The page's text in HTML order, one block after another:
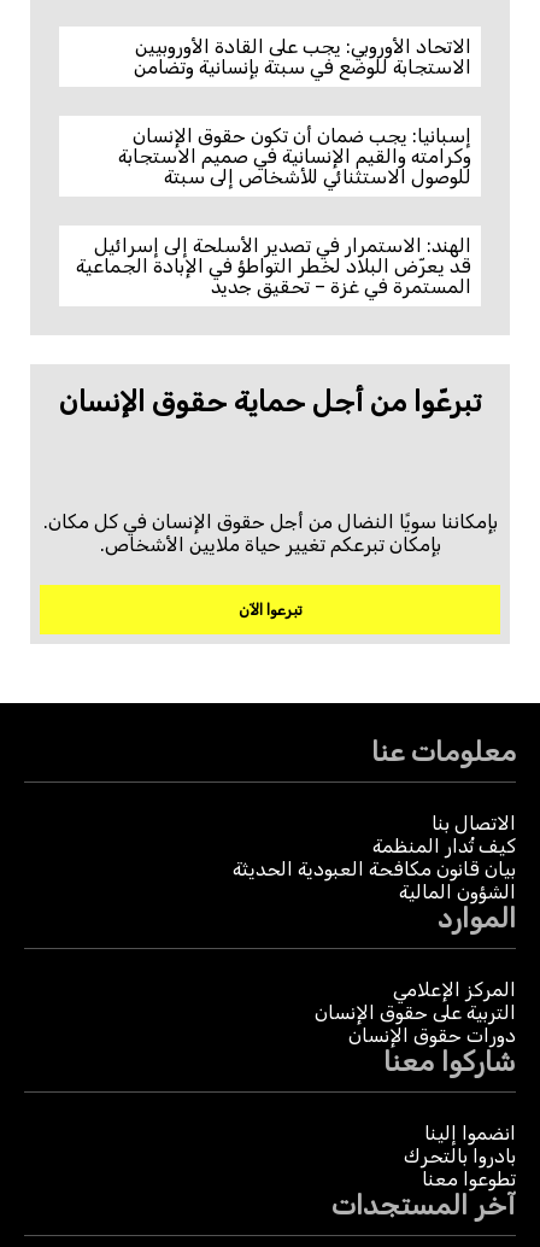
الاتحاد الأوروبي: يجب على القادة الأوروبيين
الاستجابة للوضع في سبتة بإنسانية وتضامن
إسبانيا: يجب ضمان أن تكون حقوق الإنسان
وكرامته والقيم الإنسانية في صميم الاستجابة
للوصول الاستثنائي للأشخاص إلى سبتة
الهند: الاستمرار في تصدير الأسلحة إلى إسرائيل
قد يعرّض البلاد لخطر التواطؤ في الإبادة الجماعية
المستمرة في غزة – تحقيق جديد
تبرعّوا من أجل حماية حقوق الإنسان
بإمكاننا سويًا النضال من أجل حقوق الإنسان في كل مكان.
بإمكان تبرعكم تغيير حياة ملايين الأشخاص.
تبرعوا الآن
معلومات عنا
الاتصال بنا
كيف تُدار المنظمة
بيان قانون مكافحة العبودية الحديثة
الشؤون المالية
الموارد
المركز الإعلامي
التربية على حقوق الإنسان
دورات حقوق الإنسان
شاركوا معنا
انضموا إلينا
بادروا بالتحرك
تطوعوا معنا
آخر المستجدات